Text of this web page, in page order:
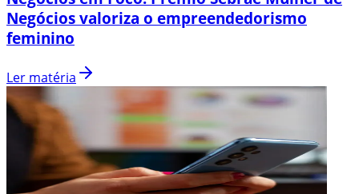
Negócios valoriza o empreendedorismo
feminino
Ler matéria